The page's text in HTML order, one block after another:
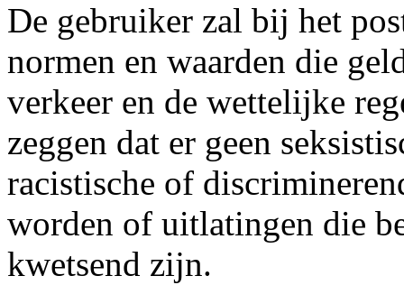
De gebruiker zal bij het
normen en waarden die
verkeer en de wettelijke
zeggen dat er geen
racistische of
worden of uitlatingen die
kwetsend zijn.